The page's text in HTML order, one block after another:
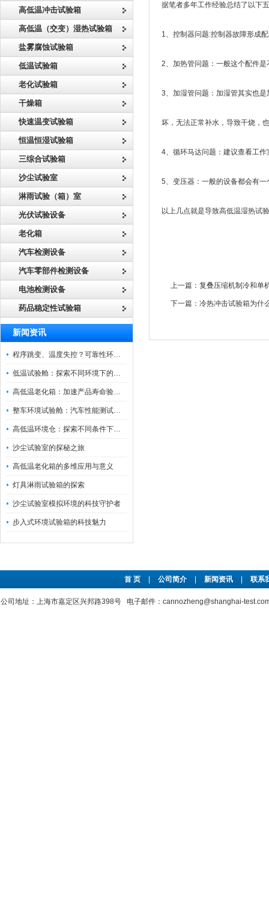
高低温冲击试验箱
高低温（交变）湿热试验箱
盐雾腐蚀试验箱
低温试验箱
老化试验箱
干燥箱
快速温变试验箱
恒温恒湿试验箱
三综合试验箱
沙尘试验室
淋雨试验（箱）室
光伏试验设备
老化箱
汽车检测设备
汽车零部件检测设备
电池检测设备
药品稳定性试验箱
新闻资讯
程序跳变、温度失控？可靠性环境试验箱控制系统故障处理
低温试验舱：探索不同环境下的科技边界
高低温老化箱：加速产品寿命验证的可靠伙伴
整车环境试验舱：汽车性能测试的设备
高低温环境仓：探索不同条件下的科学奥秘
沙尘试验室的探秘之旅
高低温老化箱的多维应用与意义
灯具淋雨试验箱的探索
沙尘试验室模拟环境的科技守护者
步入式环境试验箱的科技魅力
据笔者多年工作经验总结了以下
1、控制器问题:控制器故障形成
2、加热管问题：一般这个配件
3、加湿管问题：加湿管其实也
坏，无法正常补水，导致干烧，
4、循环马达问题：建议查看工
5、变压器：一般的设备都会有
以上几点就是导致高低温湿热试
上一篇： 复叠压缩机制冷和单
下一篇： 冷热冲击试验箱为什
首 页 公司简介 新闻资讯 联系
公司地址：上海市嘉定区兴邦路398号 电子邮件：cannozheng@shanghai-